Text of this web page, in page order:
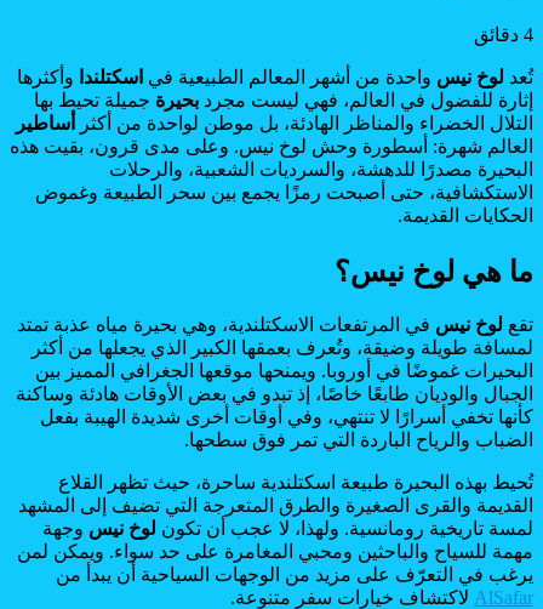
4 دقائق
تُعد لوخ نيس واحدة من أشهر المعالم الطبيعية في اسكتلندا وأكثرها
إثارة للفضول في العالم، فهي ليست مجرد بحيرة جميلة تحيط بها
التلال الخضراء والمناظر الهادئة، بل موطن لواحدة من أكثر
أساطير
العالم شهرة: أسطورة وحش لوخ نيس. وعلى مدى قرون، بقيت هذه
البحيرة مصدرًا للدهشة، والسرديات الشعبية، والرحلات
الاستكشافية، حتى أصبحت رمزًا يجمع بين سحر الطبيعة وغموض
الحكايات القديمة.
ما هي لوخ نيس؟
تقع لوخ نيس في المرتفعات الاسكتلندية، وهي بحيرة مياه عذبة تمتد
لمسافة طويلة وضيقة، وتُعرف بعمقها الكبير الذي يجعلها من أكثر
البحيرات غموضًا في أوروبا. ويمنحها موقعها الجغرافي المميز بين
الجبال والوديان طابعًا خاصًا، إذ تبدو في بعض الأوقات هادئة وساكنة
كأنها تخفي أسرارًا لا تنتهي، وفي أوقات أخرى شديدة الهيبة بفعل
الضباب والرياح الباردة التي تمر فوق سطحها.
تُحيط بهذه البحيرة طبيعة اسكتلندية ساحرة، حيث تظهر القلاع
القديمة والقرى الصغيرة والطرق المتعرجة التي تضيف إلى المشهد
لمسة تاريخية رومانسية. ولهذا، لا عجب أن تكون لوخ نيس وجهة
مهمة للسياح والباحثين ومحبي المغامرة على حد سواء. ويمكن لمن
يرغب في التعرّف على مزيد من الوجهات السياحية أن يبدأ من
AlSafar لاكتشاف خيارات سفر متنوعة.